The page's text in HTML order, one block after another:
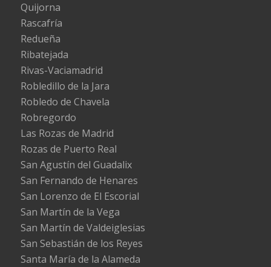
Quijorna
Rascafría
Redueña
Ribatejada
Rivas-Vaciamadrid
Robledillo de la Jara
Robledo de Chavela
Robregordo
Las Rozas de Madrid
Rozas de Puerto Real
San Agustín del Guadalix
San Fernando de Henares
San Lorenzo de El Escorial
San Martín de la Vega
San Martín de Valdeiglesias
San Sebastián de los Reyes
Santa María de la Alameda